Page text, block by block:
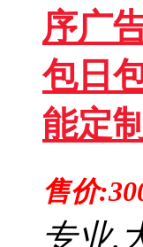
序广
包日
能定
售价
专业,